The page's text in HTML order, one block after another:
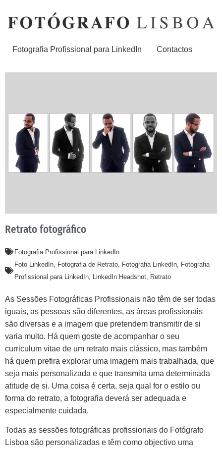
Fotografia Profissional para LinkedIn Contactos
Retrato fotográfico
Fotografia Profissional para LinkedIn
Foto LinkedIn
Fotografia de Retrato Fotografia LinkedIn
Fotografia
Profissional para LinkedIn
LinkedIn Headshot Retrato
As Sessões Fotográficas Profissionais não têm de ser todas
iguais, as pessoas são diferentes, as áreas profissionais
são diversas e a imagem que pretendem transmitir de si
varia muito. Há quem goste de acompanhar o seu
curriculum vitae de um retrato mais clássico, mas também
há quem prefira explorar uma imagem mais trabalhada, que
seja mais personalizada e que transmita uma determinada
atitude de si. Uma coisa é certa, seja qual for o estilo ou
forma do retrato, a fotografia deverá ser adequada e
especialmente cuidada.
Todas as sessões fotográficas profissionais do Fotógrafo
Lisboa são personalizadas e têm como objectivo uma